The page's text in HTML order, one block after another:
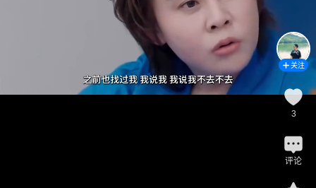
关注
3
评论